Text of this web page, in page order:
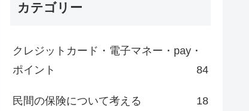
カテゴリー
クレジットカード・電子マネー・pay・
ポイント
84
民間の保険について考える 18